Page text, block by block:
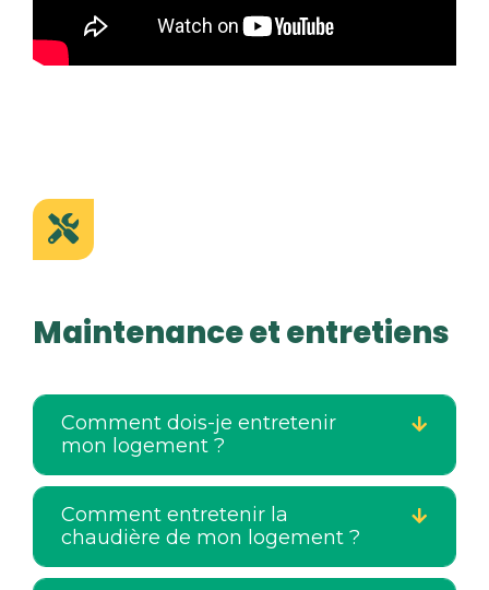
Maintenance et entretiens
Comment dois-je entretenir
mon logement ?
Comment entretenir la
chaudière de mon logement ?